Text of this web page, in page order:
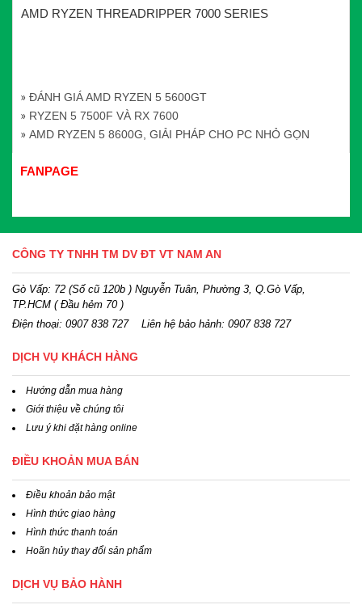
AMD RYZEN THREADRIPPER 7000 SERIES
ĐÁNH GIÁ AMD RYZEN 5 5600GT
RYZEN 5 7500F VÀ RX 7600
AMD RYZEN 5 8600G, GIẢI PHÁP CHO PC NHỎ GỌN
FANPAGE
CÔNG TY TNHH TM DV ĐT VT NAM AN
Gò Vấp: 72 (Số cũ 120b ) Nguyễn Tuân, Phường 3, Q.Gò Vấp,
TP.HCM ( Đầu hẻm 70 )
Điện thoại: 0907 838 727Liên hệ bảo hảnh: 0907 838 727
DỊCH VỤ KHÁCH HÀNG
Hướng dẫn mua hàng
Giới thiệu về chúng tôi
Lưu ý khi đặt hàng online
ĐIỀU KHOẢN MUA BÁN
Điều khoản bảo mật
Hình thức giao hàng
Hình thức thanh toán
Hoãn hủy thay đổi sản phẩm
DỊCH VỤ BẢO HÀNH